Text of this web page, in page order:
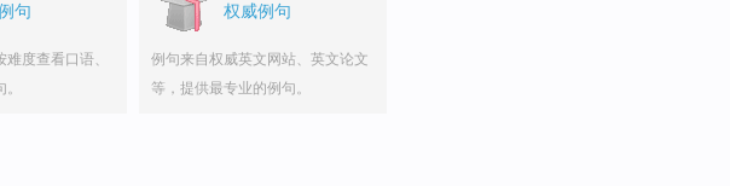
句
度查看口语、
权威例句
例句来自权威英文网站、英文论文
等，提供最专业的例句。